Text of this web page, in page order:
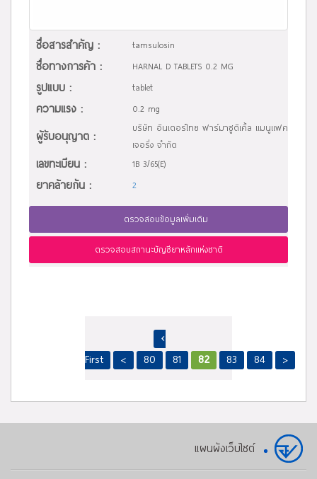
ชื่อสารสำคัญ : tamsulosin
ชื่อทางการค้า : HARNAL D TABLETS 0.2 MG
รูปแบบ : tablet
ความแรง : 0.2 mg
ผู้รับอนุญาต :
บริษัท อินเตอร์ไทย ฟาร์มาซูติเคิ้ล แมนูแฟค
เจอริ่ง จำกัด
เลขทะเบียน : 1B 3/65(E)
ยาคล้ายกัน : 2
ตรวจสอบข้อมูลเพิ่มเติม
ตรวจสอบสถานะบัญชียาหลักแห่งชาติ
‹
First
< 80 81 82 83 84 >
แผนผังเว็บไซต์